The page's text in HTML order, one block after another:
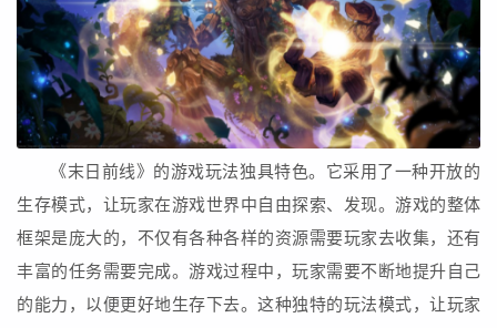
《末日前线》的游戏玩法独具特色。它采用了一种开放的
生存模式，让玩家在游戏世界中自由探索、发现。游戏的整体
框架是庞大的，不仅有各种各样的资源需要玩家去收集，还有
丰富的任务需要完成。游戏过程中，玩家需要不断地提升自己
的能力，以便更好地生存下去。这种独特的玩法模式，让玩家